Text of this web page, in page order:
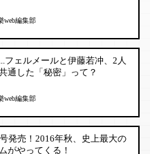
web編集部
フェルメールと伊藤若冲、2人
通した「秘密」って？
web編集部
発売！2016年秋、史上最大の
がやってくる！